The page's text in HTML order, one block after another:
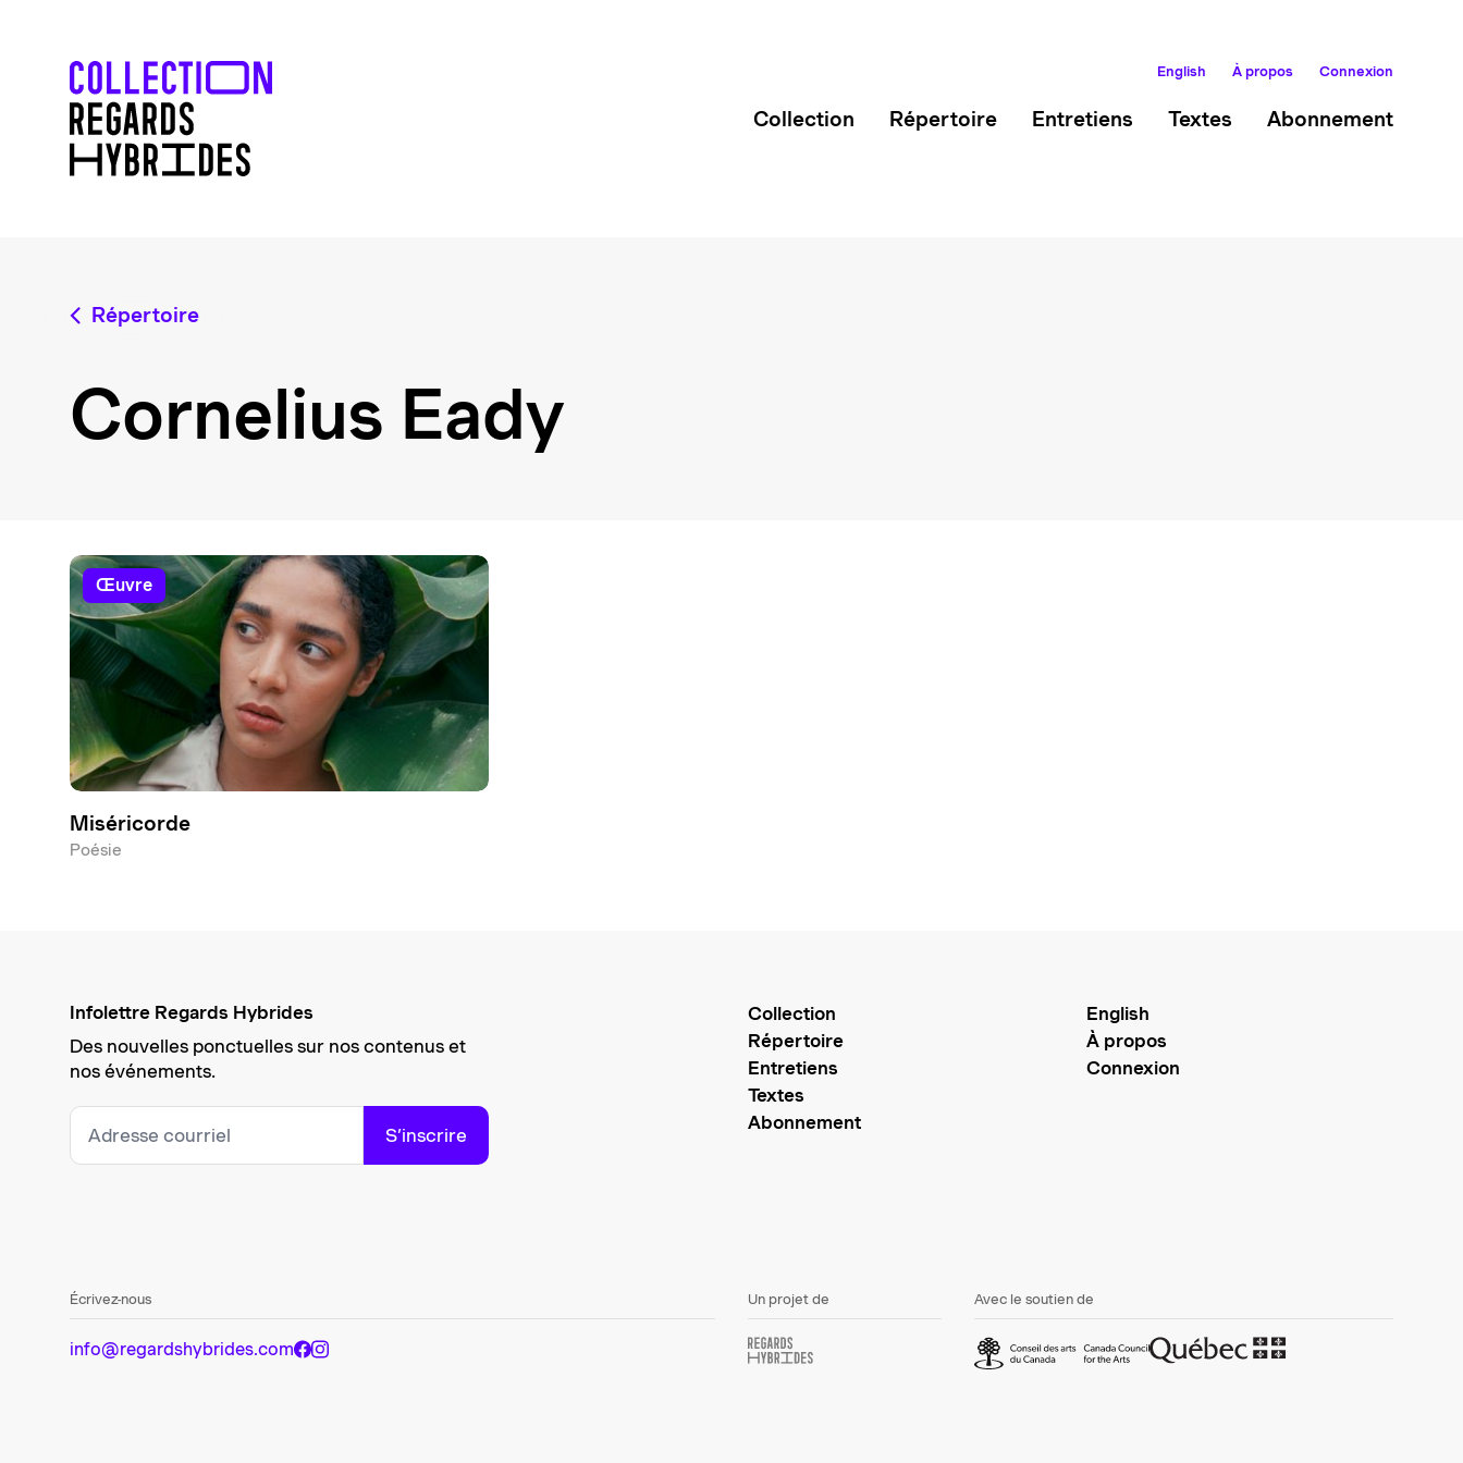
English À propos Connexion
Collection Répertoire Entretiens Textes Abonnement
Répertoire
Cornelius Eady
œuvre
Miséricorde
Poésie
Infolettre Regards Hybrides
Des nouvelles ponctuelles sur nos contenus et
nos événements.
S’inscrire
Collection
Répertoire
Entretiens
Textes
Abonnement
English
À propos
Connexion
Écrivez-nous
info@regardshybrides.com
Un projet de Avec le soutien de